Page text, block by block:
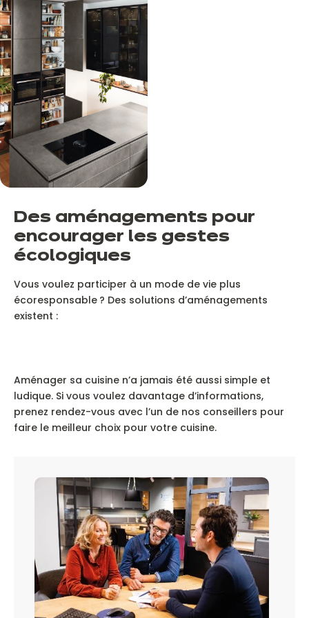
Des aménagements pour
encourager les gestes
écologiques
Vous voulez participer à un mode de vie plus
écoresponsable ? Des solutions d’aménagements
existent :
Des étagères à LED pour faire pousser vos propres
herbes aromatiques
Aménager sa cuisine n’a jamais été aussi simple et
ludique. Si vous voulez davantage d’informations,
prenez rendez-vous avec l’un de nos conseillers pour
faire le meilleur choix pour votre cuisine.